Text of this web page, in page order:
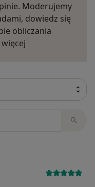
Moderujemy
dowiedz się
obliczania